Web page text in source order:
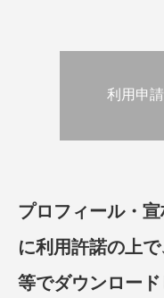
利用申
プロフィール・
に利用許諾の上
等でダウンロード